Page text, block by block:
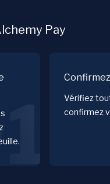
Pay
Vérifiez
confirmez